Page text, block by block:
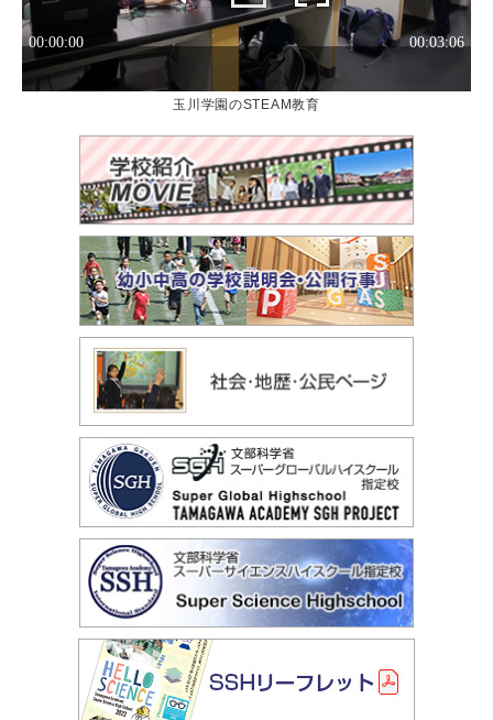
玉川学園のSTEAM教育